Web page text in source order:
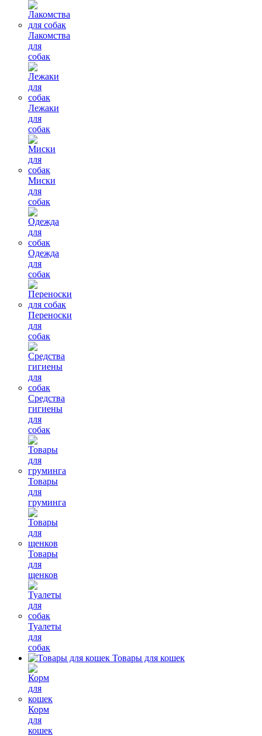
Лакомства
для
собак
Лежаки
для
собак
Миски
для
собак
Одежда
для
собак
Переноски
для
собак
Средства
гигиены
для
собак
Товары
для
груминга
Товары
для
щенков
Туалеты
для
собак
Товары для кошек
Корм
для
кошек